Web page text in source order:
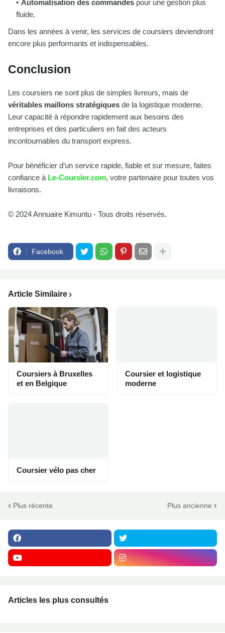
Automatisation des commandes pour une gestion plus
fluide.
Dans les années à venir, les services de coursiers deviendront
encore plus performants et indispensables.
Conclusion
Les coursiers ne sont plus de simples livreurs, mais de
véritables maillons stratégiques de la logistique moderne.
Leur capacité à répondre rapidement aux besoins des
entreprises et des particuliers en fait des acteurs
incontournables du transport express.
Pour bénéficier d’un service rapide, fiable et sur mesure, faites
confiance à Le-Coursier.com, votre partenaire pour toutes vos
livraisons.
© 2024 Annuaire Kimuntu - Tous droits réservés.
Facebook
Article Similaire
Coursiers à Bruxelles
et en Belgique
Coursier et logistique
moderne
Coursier vélo pas cher
Plus récente Plus ancienne
Articles les plus consultés